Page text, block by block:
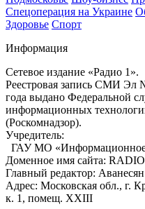
Спецоперация на Украине
Здоровье Спорт
Информация
Сетевое издание «Радио 1».
Реестровая запись СМИ Эл
года выдано Федеральной
информационных
(Роскомнадзор).
Учредитель:
ГАУ МО «Информационное
Доменное имя сайта:
Главный редактор:
Адрес: Московская обл., г.
к. 1, помещ. XXIII